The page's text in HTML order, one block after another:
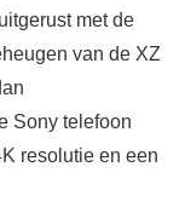
met de
van de XZ
Sony telefoon
resolutie en een